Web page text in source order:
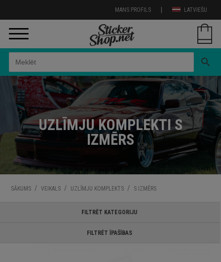
LATVIEŠU
|
MANS PROFILS
search
UZLĪMJU KOMPLEKTI S
IZMĒRS
SĀKUMS / VEIKALS / UZLĪMJU KOMPLEKTS / S IZMĒRS
FILTRĒT KATEGORIJU
FILTRĒT ĪPAŠĪBAS